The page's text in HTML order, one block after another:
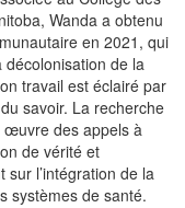
Wanda a obtenu
en 2021, qui
de la
travail est éclairé par
savoir. La recherche
œuvre des appels à
de vérité et
l’intégration de la
systèmes de santé.